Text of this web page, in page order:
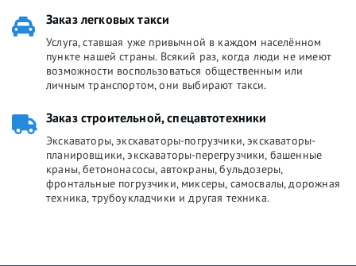
Заказ легковых такси
Услуга, ставшая уже привычной в каждом населённом
пункте нашей страны. Всякий раз, когда люди не имеют
возможности воспользоваться общественным или
личным транспортом, они выбирают такси.
Заказ строительной, спецавтотехники
Экскаваторы, экскаваторы-погрузчики, экскаваторы-
планировщики, экскаваторы-перегрузчики, башенные
краны, бетононасосы, автокраны, бульдозеры,
фронтальные погрузчики, миксеры, самосвалы, дорожная
техника, трубоукладчики и другая техника.